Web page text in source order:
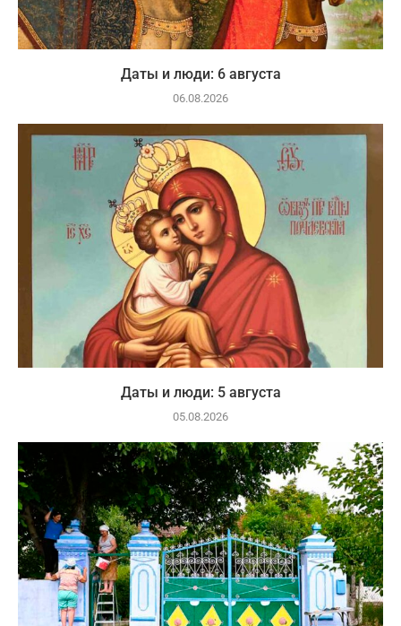
Даты и люди: 6 августа
06.08.2026
Даты и люди: 5 августа
05.08.2026